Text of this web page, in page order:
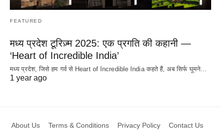
FEATURED
मध्य प्रदेश टूरिज़्म 2025: एक प्रगति की कहानी —
‘Heart of Incredible India’
मध्य प्रदेश, जिसे हम गर्व से Heart of Incredible India कहते हैं, अब सिर्फ घूमने…
1 year ago
About Us Terms & Conditions Privacy Policy Contact Us